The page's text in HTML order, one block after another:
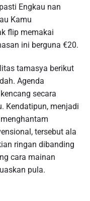
Engkau nan
Kamu
flip memakai
ini berguna €20.
tamasya berikut
Agenda
secara
Kendatipun, menjadi
tersebut ala
ringan dibanding
cara mainan
pula.